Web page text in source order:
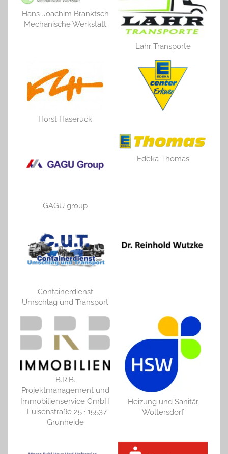
Hans-Joachim Branktsch
Mechanische Werkstatt
Lahr Transporte
Horst Haserück
GAGU group
Edeka Thomas
Containerdienst
Umschlag und Transport
B.R.B.
Projektmanagement und
Immobilienservice GmbH
· Luisenstraße 25 · 15537
Grünheide
Heizung und Sanitär
Woltersdorf